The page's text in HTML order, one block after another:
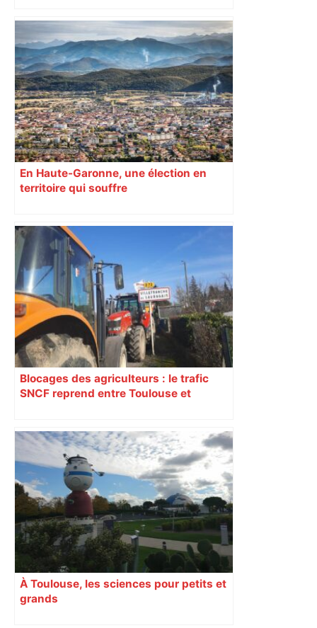
En Haute-Garonne, une élection en
territoire qui souffre
Blocages des agriculteurs : le trafic
SNCF reprend entre Toulouse et
À Toulouse, les sciences pour petits et
grands